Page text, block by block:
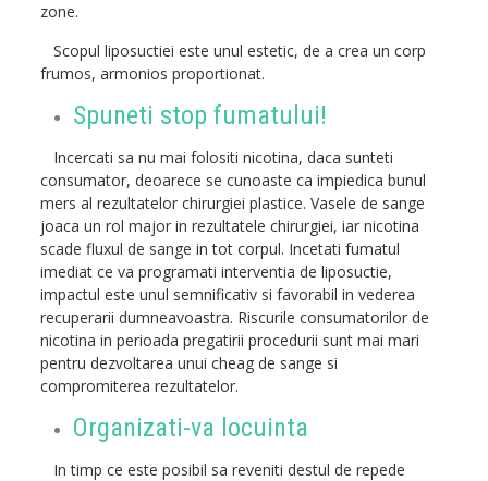
zone.
Scopul liposuctiei este unul estetic, de a crea un corp
frumos, armonios proportionat.
Spuneti stop fumatului!
Incercati sa nu mai folositi nicotina, daca sunteti
consumator, deoarece se cunoaste ca impiedica bunul
mers al rezultatelor chirurgiei plastice. Vasele de sange
joaca un rol major in rezultatele chirurgiei, iar nicotina
scade fluxul de sange in tot corpul. Incetati fumatul
imediat ce va programati interventia de liposuctie,
impactul este unul semnificativ si favorabil in vederea
recuperarii dumneavoastra. Riscurile consumatorilor de
nicotina in perioada pregatirii procedurii sunt mai mari
pentru dezvoltarea unui cheag de sange si
compromiterea rezultatelor.
Organizati-va locuinta
In timp ce este posibil sa reveniti destul de repede